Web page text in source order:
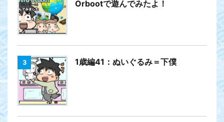
Orbootで遊んでみたよ！
3 1歳編41：ぬいぐるみ＝下僕